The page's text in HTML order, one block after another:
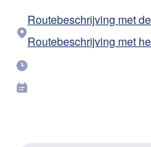
Routebeschrijving met
Routebeschrijving met